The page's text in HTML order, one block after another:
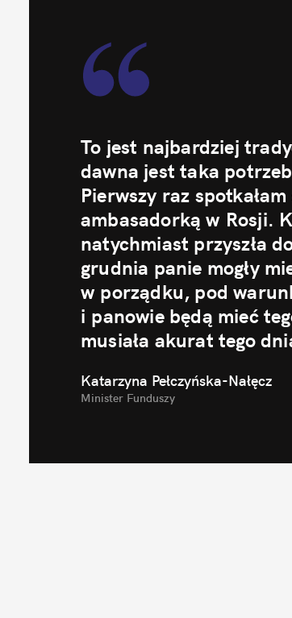
To jest najbardziej
dawna jest taka
Pierwszy raz
ambasadorką w Rosji.
natychmiast przyszła
grudnia panie mogły
w porządku, pod
i panowie będą mieć
musiała akurat tego
Katarzyna Pełczyńska-Nałęcz
Minister Funduszy